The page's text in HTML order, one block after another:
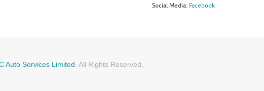
Social Media: Facebook
Auto Services Limited . All Rights Reserved.